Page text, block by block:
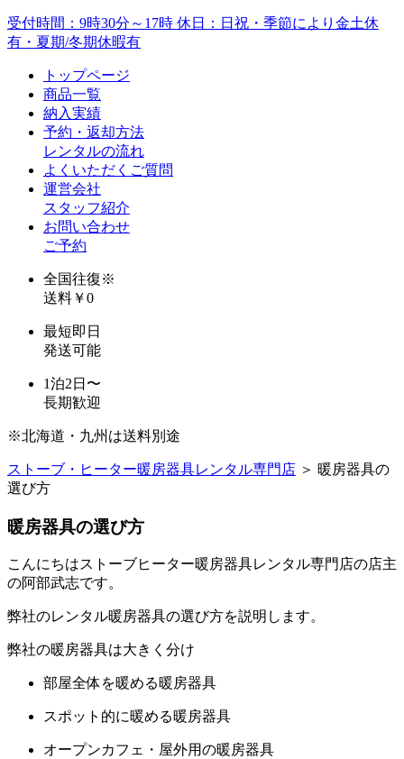
受付時間：9時30分～17時 休日：日祝・季節により金土休
有・夏期/冬期休暇有
トップページ
商品一覧
納入実績
予約・返却方法
レンタルの流れ
よくいただくご質問
運営会社
スタッフ紹介
お問い合わせ
ご予約
全国往復※
送料￥0
最短即日
発送可能
1泊2日〜
長期歓迎
※北海道・九州は送料別途
ストーブ・ヒーター暖房器具レンタル専門店 ＞ 暖房器具の
選び方
暖房器具の選び方
こんにちはストーブヒーター暖房器具レンタル専門店の店主
の阿部武志です。
弊社のレンタル暖房器具の選び方を説明します。
弊社の暖房器具は大きく分け
部屋全体を暖める暖房器具
スポット的に暖める暖房器具
オープンカフェ・屋外用の暖房器具